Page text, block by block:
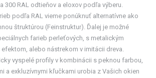
300 RAL odtieňov a eloxov podľa výberu.
podľa RAL vieme ponúknuť alternatívne ako
štruktúrou (Feinstruktur). Ďalej je možné
farieb perleťových, s metalickým
alebo nástrekom v imitácii dreva.
vyspelé profily v kombinácii s peknou farbou,
a exkluzívnymi kľučkami urobia z Vašich okien